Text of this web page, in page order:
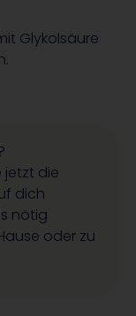
Glykolsäure
die
dich
nötig
oder zu